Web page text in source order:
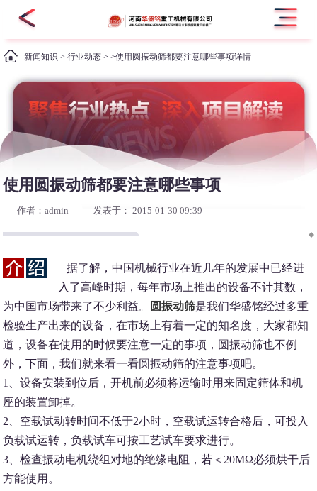
新闻知识 >行业动态 > >使用圆振动筛都要注意哪些事项详情
使用圆振动筛都要注意哪些事项
作者：admin 发表于： 2015-01-30 09:39
据了解，中国机械行业在近几年的发展中已经进
入了高峰时期，每年市场上推出的设备不计其数，
为中国市场带来了不少利益。
圆振动筛是我们华盛铭经过多重
检验生产出来的设备，在市场上有着一定的知名度，大家都知
道，设备在使用的时候要注意一定的事项，圆振动筛也不例
外，下面，我们就来看一看圆振动筛的注意事项吧。
1、设备安装到位后，开机前必须将运输时用来固定筛体和机
座的装置卸掉。
2、空载试动转时间不低于2小时，空载试运转合格后，可投入
负载试运转，负载试车可按工艺试车要求进行。
3、检查振动电机绕组对地的绝缘电阻，若＜20MΩ必须烘干后
方能使用。